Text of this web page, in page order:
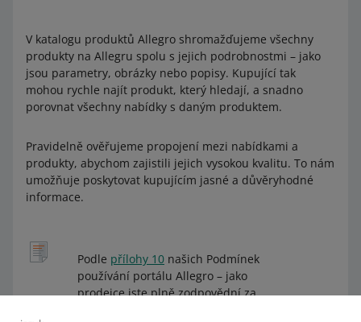
V katalogu produktů Allegro shromažďujeme všechny
produkty na Allegru spolu s jejich podrobnostmi – jako
jsou parametry, obrázky nebo popisy. Kupující tak
mohou rychle najít produkt, který hledají, a snadno
porovnat všechny nabídky s daným produktem.
Pravidelně ověřujeme propojení mezi nabídkami a
produkty, abychom zajistili jejich vysokou kvalitu. To nám
umožňuje poskytovat kupujícím jasné a důvěryhodné
informace.
Podle přílohy 10 našich Podmínek
používání portálu Allegro – jako
prodejce jste plně zodpovědní za